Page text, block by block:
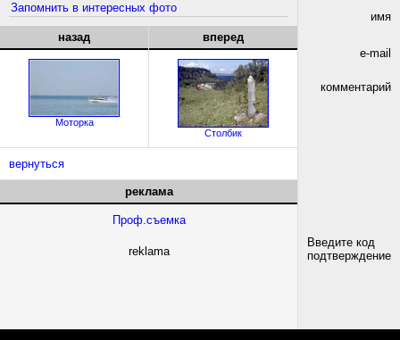
Запомнить в интересных фото
назад
Моторка
вперед
Столбик
вернуться
реклама
Проф.съемка
reklama
имя
e-mail
комментарий
Введите код
подтверждение